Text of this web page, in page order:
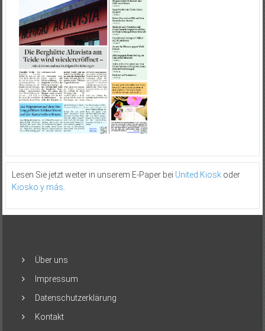
Lesen Sie jetzt weiter in unserem E-Paper bei United Kioskoder
Kiosko y más.
Über uns
Impressum
Datenschutzerklärung
Kontakt